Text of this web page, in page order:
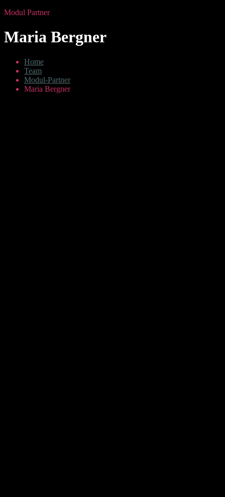
Modul Partner
Maria Bergner
Home
Team
Modul-Partner
Maria Bergner